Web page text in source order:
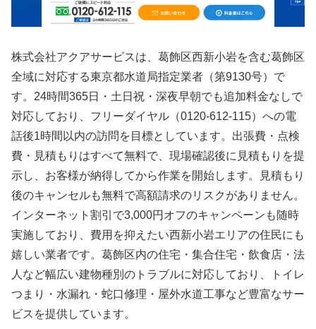
株式会社アクアサービスは、葛飾区西新小岩を含む葛飾区
全域に対応する東京都水道局指定業者（第9130号）で
す。24時間365日・土日祝・深夜早朝でも追加料金なしで
対応しており、フリーダイヤル（0120-612-115）への電
話後1時間以内の訪問を目標としています。出張費・点検
費・見積もりはすべて無料で、現場確認後に見積もりを提
示し、お客様が納得してから作業を開始します。見積もり
後のキャンセルも無料で高額請求のリスクがありません。
インターネット割引で3,000円オフのキャンペーンも随時
実施しており、費用を抑えたい西新小岩エリアの住民にも
嬉しい業者です。葛飾区内の住宅・集合住宅・飲食店・法
人など幅広い建物種別のトラブルに対応しており、トイレ
つまり・水漏れ・蛇口修理・屋外水道工事など豊富なサー
ビスを提供しています。